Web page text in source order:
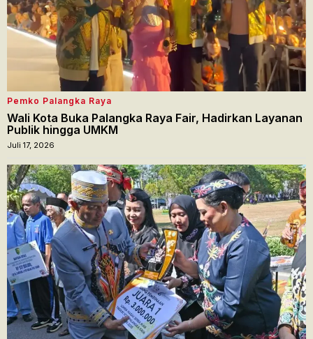
Pemko Palangka Raya
Wali Kota Buka Palangka Raya Fair, Hadirkan Layanan
Publik hingga UMKM
Juli 17, 2026